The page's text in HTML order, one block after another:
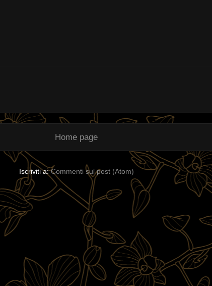
Home page
Iscriviti a:Commenti sul post (Atom)